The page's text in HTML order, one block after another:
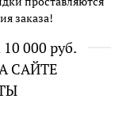
заказа!
000 руб.
САЙТЕ